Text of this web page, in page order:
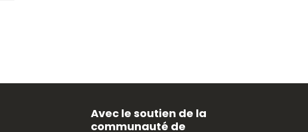
Avec le soutien de la
communauté de